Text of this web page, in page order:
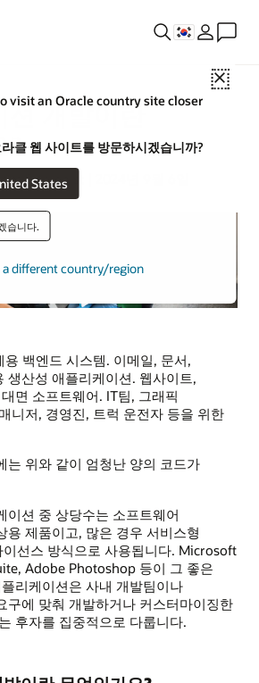
Close
visit an Oracle country site closer
클 웹 사이트를 방문하시겠습니까?
States
습니다.
a different country/region
션 개발이란
?
Strategist | 2024년 9월 6일
백엔드 시스템. 이메일, 문서,
생산성 애플리케이션. 웹사이트,
면 소프트웨어. IT팀, 그래픽
니저, 경영진, 트럭 운전자 등을 위한
는 위와 같이 엄청난 양의 코드가
이션 중 상당수는 소프트웨어
용 제품이고, 많은 경우 서비스형
이선스 방식으로 사용됩니다. Microsoft
Adobe Photoshop 등이 그 좋은
리케이션은 사내 개발팀이나
구에 맞춰 개발하거나 커스터마이징한
후자를 집중적으로 다룹니다.